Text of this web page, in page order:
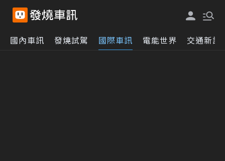
國內車訊 發燒試駕 國際車訊 電能世界 交通新訊